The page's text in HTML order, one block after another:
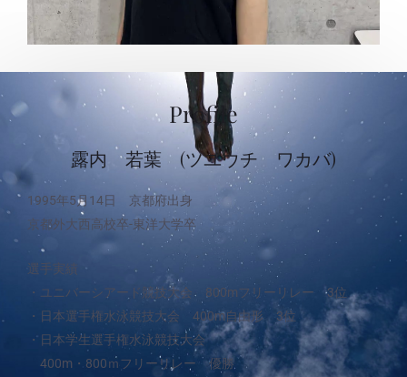
Profile
露内 若葉 (ツユウチ ワカバ)
1995年5月14日 京都府出身
京都外大西高校卒-東洋大学卒
選手実績
・ユニバーシアード競技大会 800mフリーリレー 3位
・日本選手権水泳競技大会 400m自由形 3位
・日本学生選手権水泳競技大会
400m・800ｍフリーリレー 優勝